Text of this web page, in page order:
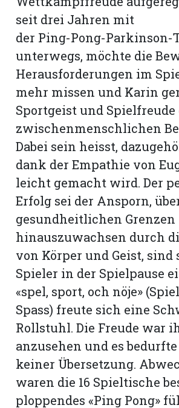
seit drei Jahren mit
der Ping-Pong-Parkinson-
unterwegs, möchte die
Herausforderungen im
mehr missen und Karin
Sportgeist und
zwischenmenschlichen
Dabei sein heisst,
dank der Empathie von
leicht gemacht wird. Der
Erfolg sei der Ansporn,
gesundheitlichen Grenzen
hinauszuwachsen durch
von Körper und Geist, sind
Spieler in der Spielpause
«spel, sport, och nöje»
Spass) freute sich eine
Rollstuhl. Die Freude war
anzusehen und es
keiner Übersetzung.
waren die 16 Spieltische
ploppendes «Ping Pong»